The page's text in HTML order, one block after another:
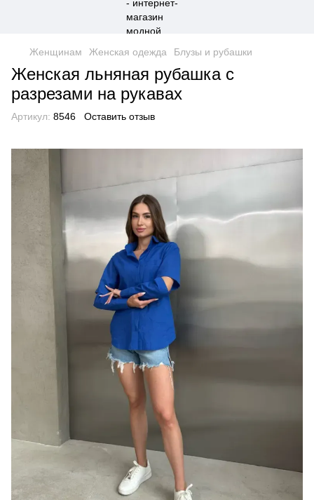
Женщинам Женская одежда Блузы и рубашки
Женская льняная рубашка с
разрезами на рукавах
Артикул: 8546 Оставить отзыв